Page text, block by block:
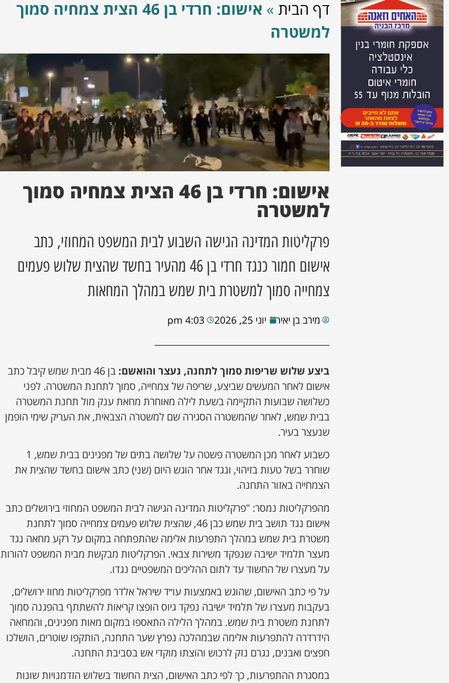
דף הבית »
אישום: חרדי בן 46 הצית צמחיה סמוך
למשטרה
אישום: חרדי בן 46 הצית צמחיה סמוך
למשטרה
פרקליטות המדינה הגישה השבוע לבית המשפט המחוזי, כתב
אישום חמור כנגד חרדי בן 46 מהעיר בחשד שהצית שלוש פעמים
צמחייה סמוך למשטרת בית שמש במהלך המחאות
מירב בן יאיר יוני 25, 2026 4:03 pm
ביצע שלוש שריפות סמוך לתחנה, נעצר והואשם:
בן 46 מבית שמש קיבל כתב
אישום לאחר המעשים שביצע, שריפה של צמחייה, סמוך לתחנת המשטרה. לפני
כשלושה שבועות התקיימה בשעת לילה מאוחרת מחאת ענק מול תחנת המשטרה
בבית שמש, לאחר שהמשטרה הסגירה שם למשטרה הצבאית, את העריק שימי הופמן
שנעצר בעיר.
כשבוע לאחר מכן המשטרה פשטה על שלושה בתים של מפגינים בבית שמש, 1
שוחרר בשל טעות בזיהוי, ונגד אחר הוגש היום (שני) כתב אישום בחשד שהצית את
הצמחייה באזור התחנה.
מהפרקליטות נמסר: "פרקליטות המדינה הגישה לבית המשפט המחוזי בירושלים כתב
אישום נגד תושב בית שמש כבן 46, שהצית שלוש פעמים צמחייה סמוך לתחנת
משטרת בית שמש במהלך התפרעות אלימה שהתפתחה במקום על רקע מחאה נגד
מעצר תלמיד ישיבה שנפקד משירות צבאי. הפרקליטות מבקשת מבית המשפט להורות
על מעצרו של החשוד עד לתום ההליכים המשפטיים נגדו.
על פי כתב האישום, שהוגש באמצעות עו״ד שיראל אלדר מפרקליטות מחוז ירושלים,
בעקבות מעצרו של תלמיד ישיבה נפקד גיוס הופצו קריאות להשתתף בהפגנה סמוך
לתחנת משטרת בית שמש. במהלך הלילה התאספו במקום מאות מפגינים, והמחאה
הידרדרה להתפרעות אלימה שבמהלכה נפרץ שער התחנה, הותקפו שוטרים, הושלכו
חפצים ואבנים, נגרם נזק לרכוש והוצתו מוקדי אש בסביבת התחנה.
במסגרת ההתפרעות, כך לפי כתב האישום, הצית החשוד בשלוש הזדמנויות שונות